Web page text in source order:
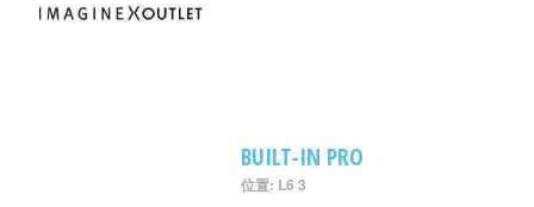
BUILT-IN PRO
位置: L6 3